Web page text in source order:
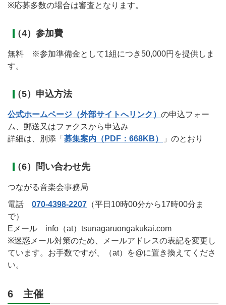
※応募多数の場合は審査となります。
（4）参加費
無料 ※参加準備金として1組につき50,000円を提供しま
す。
（5）申込方法
公式ホームページ（外部サイトへリンク） の申込フォー
ム、郵送又はファクスから申込み
詳細は、別添「 募集案内（PDF：668KB） 」のとおり
（6）問い合わせ先
つながる音楽会事務局
電話 070-4398-2207 （平日10時00分から17時00分ま
で）
Eメール info（at）tsunagaruongakukai.com
※迷惑メール対策のため、メールアドレスの表記を変更し
ています。お手数ですが、（at）を@に置き換えてくださ
い。
6 主催